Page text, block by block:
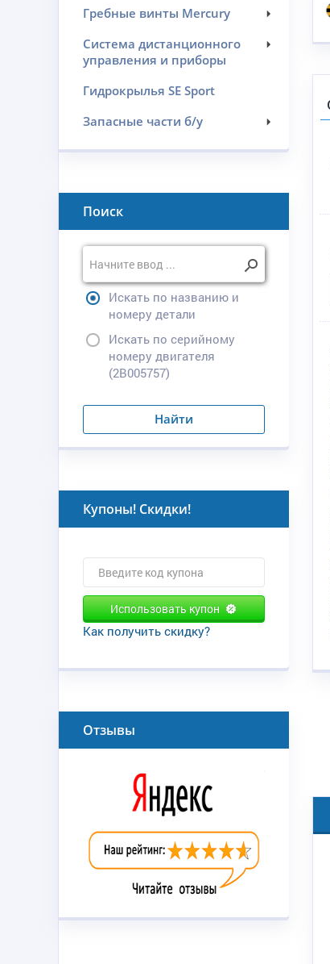
Гребные винты Mercury
Система дистанционного
управления и приборы
Гидрокрылья SE Sport
Запасные части б/у
Поиск
Искать по названию и
номеру детали
Искать по серийному
номеру двигателя
(2B005757)
Найти
Купоны! Скидки!
Использовать купон
Как получить скидку?
Отзывы